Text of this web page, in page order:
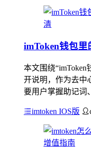
imToken钱包里
本文围绕
开说明，作为去中
要用户掌握助记词
imtoken IOS版